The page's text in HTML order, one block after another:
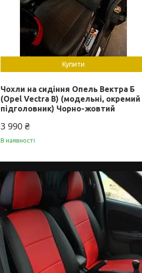
Купити
Чохли на сидіння Опель Вектра Б
(Opel Vectra B) (модельні, окремий
підголовник) Чорно-жовтий
3 990 ₴
В наявності